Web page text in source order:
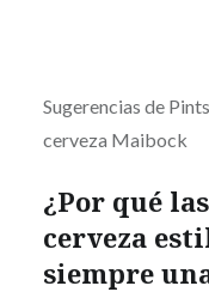
Sugerencias de
cerveza Maibock
¿Por qué
cerveza
siempre